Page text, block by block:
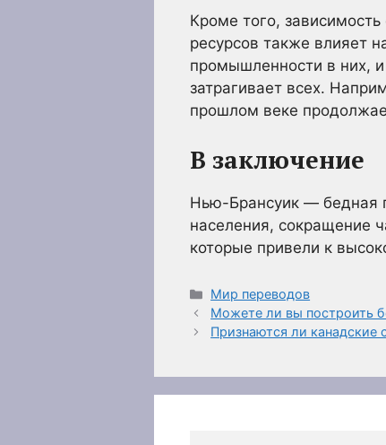
Кроме того,
ресурсов также влияет
промышленности в них, и
затрагивает всех.
прошлом веке
В заключение
Нью-Брансуик — бедная
населения, сокращение
которые привели к
Рубрики
Мир переводов
Можете ли вы построить
Признаются ли канадские